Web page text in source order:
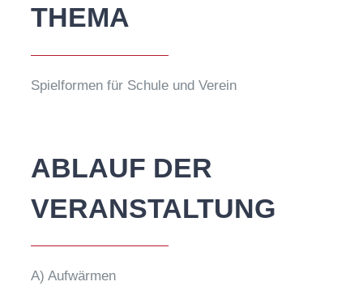
THEMA
Spielformen für Schule und Verein
ABLAUF DER
VERANSTALTUNG
A) Aufwärmen